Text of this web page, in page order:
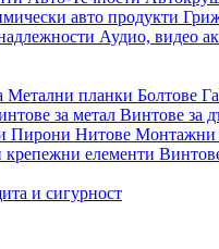
авто продукти
Аудио, видео
Метални планки Болтове
за метал Винтове за
Пирони Нитове Монтажни
крепежни елементи
и сигурност